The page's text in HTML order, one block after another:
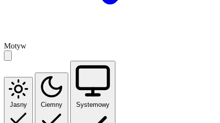
Motyw
Jasny Ciemny Systemowy